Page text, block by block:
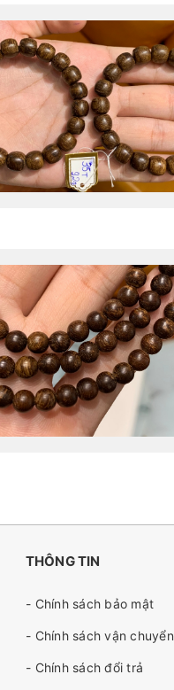
THÔNG TIN
- Chính sách bảo mật
- Chính sách vận chuyển
- Chính sách đổi trả